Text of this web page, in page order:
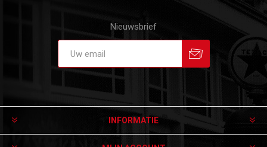
Nieuwsbrief
INFORMATIE